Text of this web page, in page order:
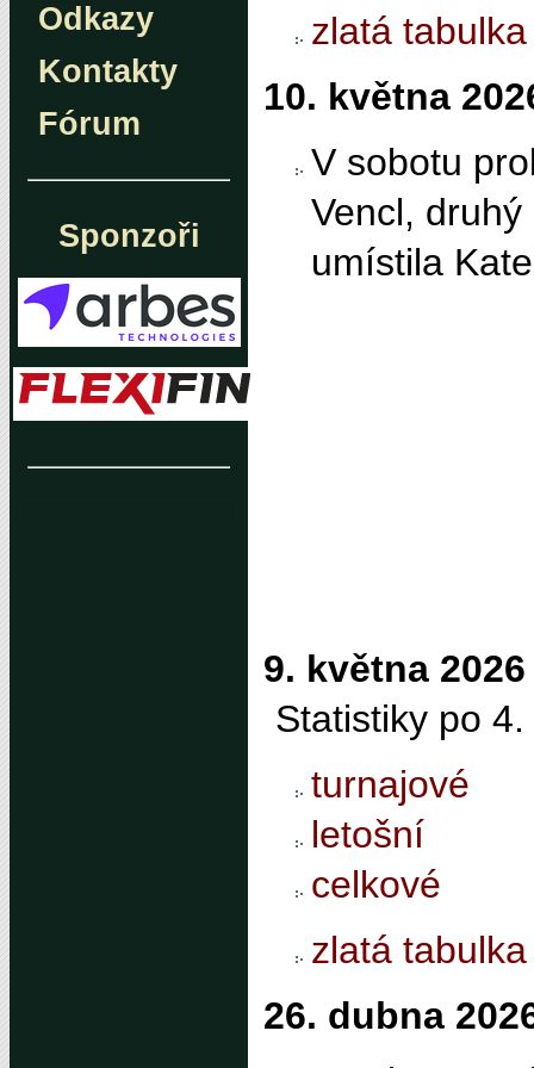
Odkazy
Kontakty
Fórum
Sponzoři
zlatá tabulka
10. května
V sobotu
Vencl,
umístila
9. května 2026
Statistiky po
turnajové
letošní
celkové
zlatá tabulka
26. dubna